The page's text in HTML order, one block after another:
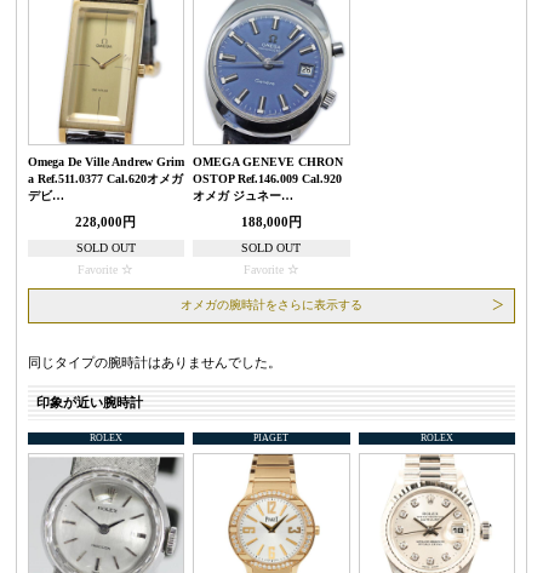
Omega De Ville Andrew Grim
a Ref.511.0377 Cal.620オメガ
デビ…
228,000円
SOLD OUT
Favorite
OMEGA GENEVE CHRON
OSTOP Ref.146.009 Cal.920
オメガ ジュネー…
188,000円
SOLD OUT
Favorite
オメガの腕時計をさらに表示する
同じタイプの腕時計はありませんでした。
印象が近い腕時計
ROLEX PIAGET ROLEX